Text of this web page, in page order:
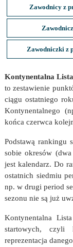
Zawodnicy z
Zawodniczki z
Kontynentalna
to zestawienie
ciągu ostatniego
Kontynentalnego
końca czerwca
Podstawą rankingu
sobie okresów
jest kalendarz. Do
ostatnich siedmiu
np. w drugi period
sezonu nie są już
Kontynentalna
startowych, czyli
reprezentacja